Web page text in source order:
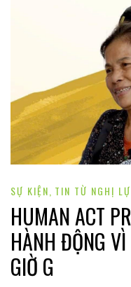
SỰ KIỆN TIN TỪ NGHỊ
HUMAN ACT
HÀNH ĐỘNG
GIỜ G